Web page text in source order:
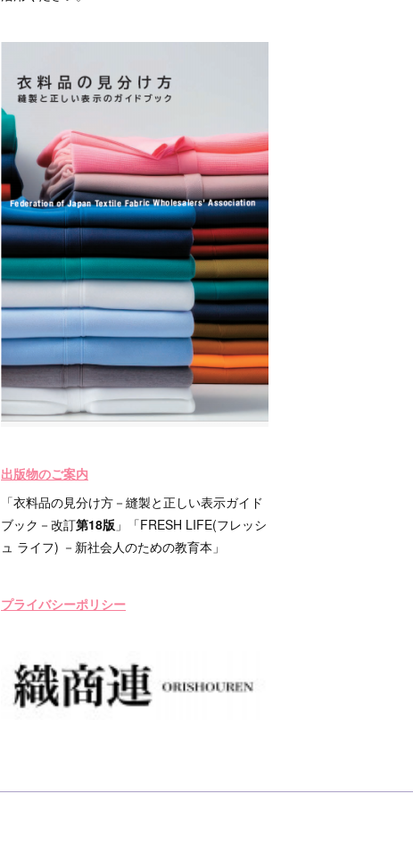
出版物のご案内
「衣料品の見分け方－縫製と正しい表示ガイド
ブック－改訂第18版 」「FRESH LIFE(フレッシ
ュ ライフ) －新社会人のための教育本」
プライバシーポリシー